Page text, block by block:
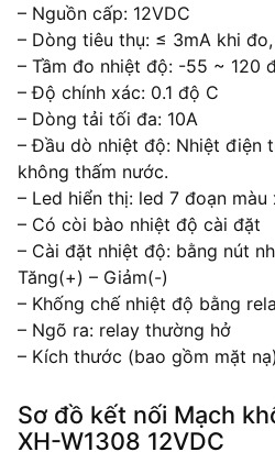
– Nguồn cấp: 12VDC
– Dòng tiêu thụ: ≤ 3mA khi
– Tầm đo nhiệt độ: -55 ~ 120
– Độ chính xác: 0.1 độ C
– Dòng tải tối đa: 10A
– Đầu dò nhiệt độ: Nhiệt điện
không thấm nước.
– Led hiển thị: led 7 đoạn màu
– Có còi bào nhiệt độ cài đặt
– Cài đặt nhiệt độ: bằng nút
Tăng(+) – Giảm(-)
– Khống chế nhiệt độ bằng
– Ngõ ra: relay thường hở
– Kích thước (bao gồm mặt
Sơ đồ kết nối Mạch
XH-W1308 12VDC